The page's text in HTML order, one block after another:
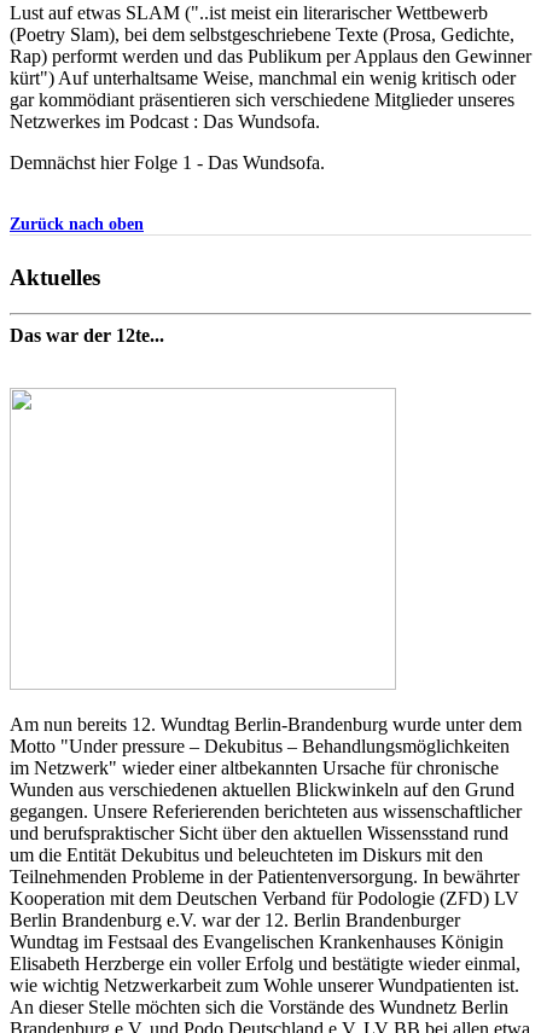
Lust auf etwas SLAM ("..ist meist ein literarischer Wettbewerb
(Poetry Slam), bei dem selbstgeschriebene Texte (Prosa, Gedichte,
Rap) performt werden und das Publikum per Applaus den Gewinner
kürt") Auf unterhaltsame Weise, manchmal ein wenig kritisch oder
gar kommödiant präsentieren sich verschiedene Mitglieder unseres
Netzwerkes im Podcast : Das Wundsofa.
Demnächst hier Folge 1 - Das Wundsofa.
Zurück nach oben
Aktuelles
Das war der 12te...
Am nun bereits 12. Wundtag Berlin-Brandenburg wurde unter dem
Motto "Under pressure – Dekubitus – Behandlungsmöglichkeiten
im Netzwerk" wieder einer altbekannten Ursache für chronische
Wunden aus verschiedenen aktuellen Blickwinkeln auf den Grund
gegangen. Unsere Referierenden berichteten aus wissenschaftlicher
und berufspraktischer Sicht über den aktuellen Wissensstand rund
um die Entität Dekubitus und beleuchteten im Diskurs mit den
Teilnehmenden Probleme in der Patientenversorgung. In bewährter
Kooperation mit dem Deutschen Verband für Podologie (ZFD) LV
Berlin Brandenburg e.V. war der 12. Berlin Brandenburger
Wundtag im Festsaal des Evangelischen Krankenhauses Königin
Elisabeth Herzberge ein voller Erfolg und bestätigte wieder einmal,
wie wichtig Netzwerkarbeit zum Wohle unserer Wundpatienten ist.
An dieser Stelle möchten sich die Vorstände des Wundnetz Berlin